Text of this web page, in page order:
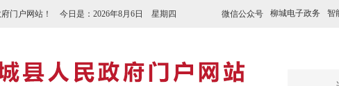
微信公众号 柳城电子政务 智
门户网站！ 今日是： 2026年8月6日 星期四